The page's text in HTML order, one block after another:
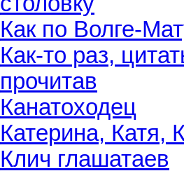
Как по Волге-
Как-то раз,
прочитав
Канатоходец
Катерина, Катя,
Клич глашатаев